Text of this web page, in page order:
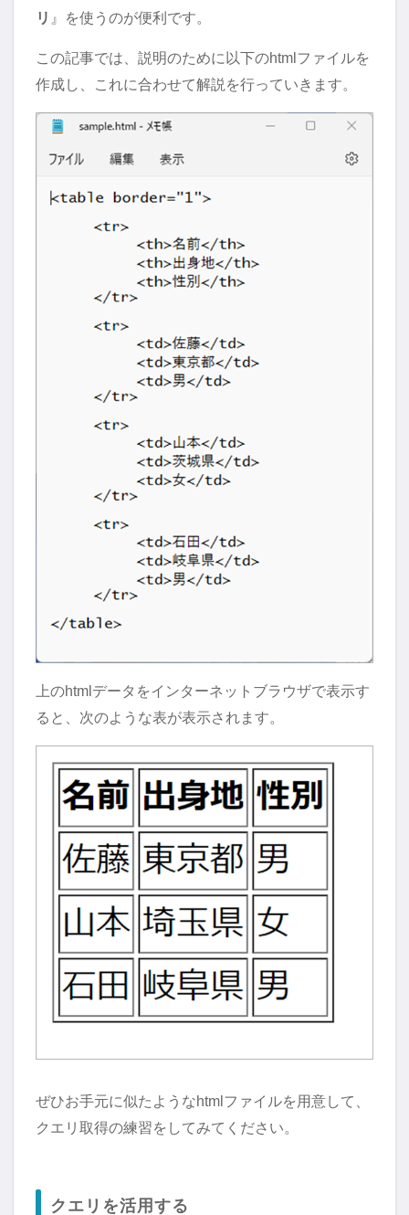
リ 』を使うのが便利です。
この記事では、説明のために以下のhtmlファイルを
作成し、これに合わせて解説を行っていきます。
上のhtmlデータをインターネットブラウザで表示す
ると、次のような表が表示されます。
ぜひお手元に似たようなhtmlファイルを用意して、
クエリ取得の練習をしてみてください。
クエリを活用する